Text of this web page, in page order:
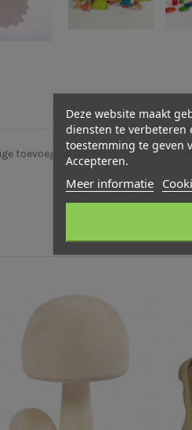
toevoeging tot elk dierenrijk of
Deze website maakt
diensten te verbeteren
toestemming te geven
Accepteren.
Meer informatie